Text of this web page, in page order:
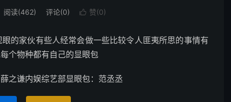
阅读(462) 评论(0)  赞(0)
的家伙有些人经常会做一些比较令人匪夷所思的事情有
个物种都有自己的显眼包
之谦内娱综艺部显眼包：范丞丞